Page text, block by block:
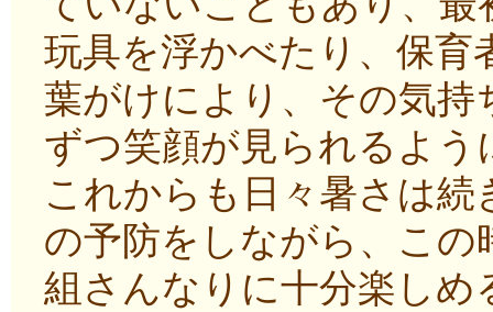
玩具を浮かべたり、保育
葉がけにより、その気
ずつ笑顔が見られるよう
これからも日々暑さは
の予防をしながら、こ
組さんなりに十分楽し